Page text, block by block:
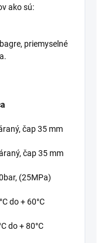
ako sú:
priemyselné
čap 35 mm
čap 35 mm
(25MPa)
+ 60°C
+ 80°C